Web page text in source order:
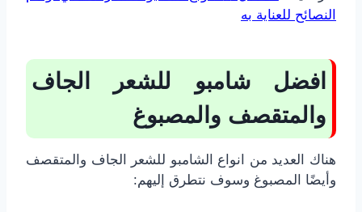
النصائح للعناية به
افضل شامبو للشعر الجاف
والمتقصف والمصبوغ
هناك العديد من انواع الشامبو للشعر الجاف والمتقصف
وأيضًا المصبوغ وسوف نتطرق إليهم: